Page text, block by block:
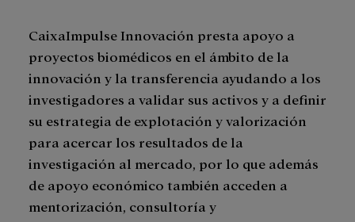
CaixaImpulse Innovación presta apoyo a
proyectos biomédicos en el ámbito de la
innovación y la transferencia ayudando a los
investigadores a validar sus activos y a definir
su estrategia de explotación y valorización
para acercar los resultados de la
investigación al mercado, por lo que además
de apoyo económico también acceden a
mentorización, consultoría y